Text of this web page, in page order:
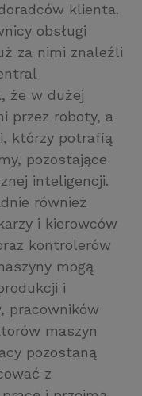
klienta.
obsługi
za nimi znaleźli
że w dużej
przez roboty, a
którzy potrafią
pozostające
inteligencji.
również
i kierowców
kontrolerów
mogą
i
pracowników
maszyn
pozostaną
z